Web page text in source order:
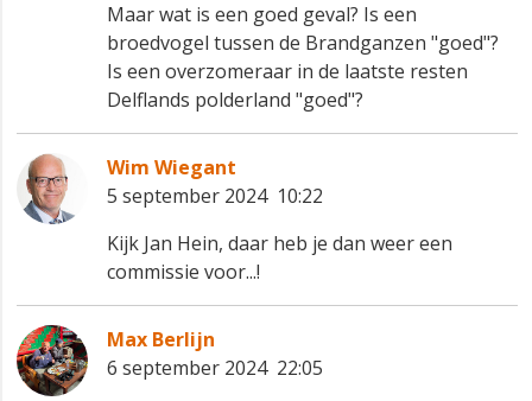
Maar wat is een goed geval? Is een
broedvogel tussen de Brandganzen "goed"?
Is een overzomeraar in de laatste resten
Delflands polderland "goed"?
Wim Wiegant
5 september 2024 10:22
Kijk Jan Hein, daar heb je dan weer een
commissie voor...!
Max Berlijn
6 september 2024 22:05